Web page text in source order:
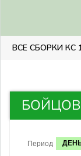
ВСЕ СБОРКИ КС
Период